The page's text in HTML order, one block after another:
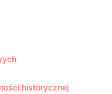
historycznej